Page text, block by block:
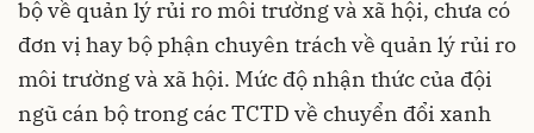
bộ về quản lý rủi ro môi trường và xã hội, chưa có
đơn vị hay bộ phận chuyên trách về quản lý rủi ro
môi trường và xã hội. Mức độ nhận thức của đội
ngũ cán bộ trong các TCTD về chuyển đổi xanh